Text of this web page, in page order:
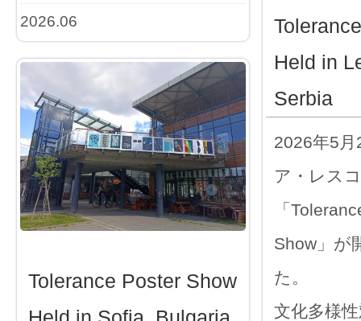
2026.06
Held in
Serbia
2026年5
ア・レス
「
Show」が
た。
文化多様
Tolerance Poster Show